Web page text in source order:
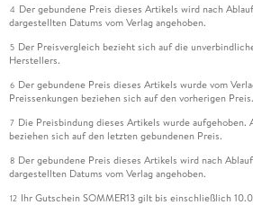
4 Der gebundene Preis dieses Artikels wird nach
dargestellten Datums vom Verlag angehoben.
5 Der Preisvergleich bezieht sich auf die
Herstellers.
6 Der gebundene Preis dieses Artikels wurde vom
Preissenkungen beziehen sich auf den vorherigen Preis.
7 Die Preisbindung dieses Artikels wurde aufgehoben.
beziehen sich auf den letzten gebundenen Preis.
8 Der gebundene Preis dieses Artikels wird nach
dargestellten Datums vom Verlag angehoben.
12 Ihr Gutschein SOMMER13 gilt bis einschließlich